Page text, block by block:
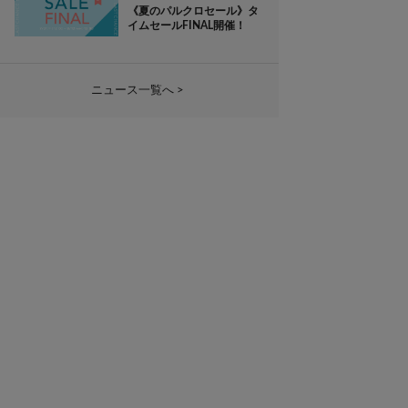
《夏のパルクロセール》タ
イムセールFINAL開催！
ニュース一覧へ >